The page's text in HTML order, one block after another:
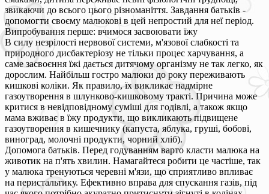
звикаючи до всього цього різноманіття. Завдання батьків -
допомогти своєму малюкові в цей непростий для неї період.
Випробування перше: вчимося засвоювати їжу
В силу незрілості нервової системи, м'язової слабкості та
природного дисбактеріозу не тільки процес харчування, а
саме засвоєння їжі дається дитячому організму не так легко, як
дорослим. Найбільш гостро малюки до року переживають
кишкові коліки. Як правило, їх викликає надмірне
газоутворення в шлунково-кишковому тракті. Причина може
критися в невідповідному суміші для годівлі, а також якщо
мама вживає в їжу продукти, що викликають підвищене
газоутворення в кишечнику (капуста, яблука, груші, бобові,
виноград, молочні продукти, чорний хліб).
Допомога батьків. Перед годуванням варто класти малюка на
животик на п'ять хвилин. Намагайтеся робити це частіше, так
у малюка тренуються черевні м'язи, що сприятливо впливає
на перистальтику. Ефективно вправа для спускання газів, під